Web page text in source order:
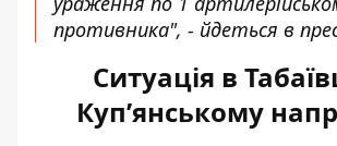
противника", - йдеться в
Ситуація в
Куп’янському